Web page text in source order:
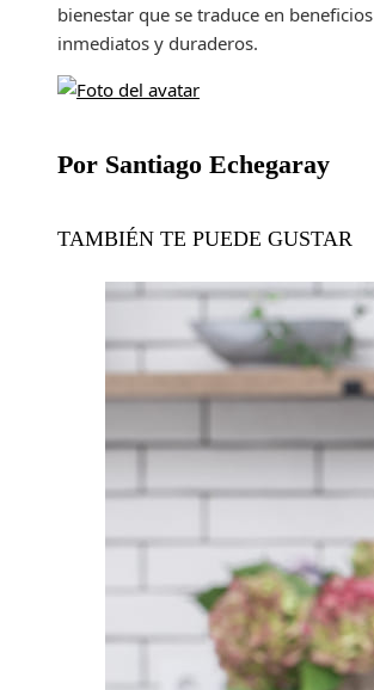
bienestar que se traduce en beneficios
inmediatos y duraderos.
Por Santiago Echegaray
TAMBIÉN TE PUEDE GUSTAR